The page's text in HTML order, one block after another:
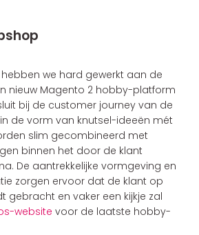
we hard gewerkt aan de
nieuw Magento 2 hobby-platform
bij de customer journey van de
de vorm van knutsel-ideeën mét
slim gecombineerd met
binnen het door de klant
De aantrekkelijke vormgeving en
zorgen ervoor dat de klant op
gebracht en vaker een kijkje zal
website voor de laatste hobby-